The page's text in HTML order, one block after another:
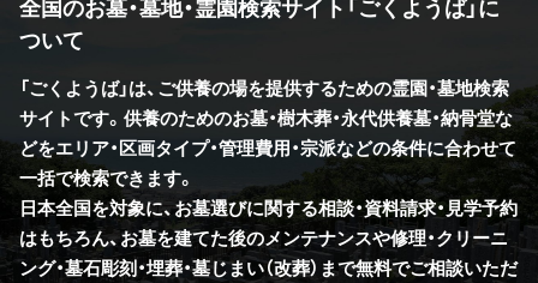
全国のお墓・墓地・霊園検索サイト「ごくようば」に
ついて
「ごくようば」は、ご供養の場を提供するための霊園・墓地検索
サイトです。供養のためのお墓・樹木葬・永代供養墓・納骨堂な
どをエリア・区画タイプ・管理費用・宗派などの条件に合わせて
一括で検索できます。
日本全国を対象に、お墓選びに関する相談・資料請求・見学予約
はもちろん、お墓を建てた後のメンテナンスや修理・クリーニ
ング・墓石彫刻・埋葬・墓じまい（改葬）まで無料でご相談いただ